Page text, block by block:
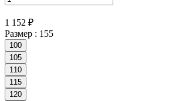
1 152 ₽
Размер : 155
100
105
110
115
120